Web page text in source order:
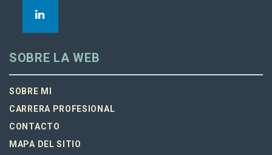
SOBRE LA WEB
SOBRE MI
CARRERA PROFESIONAL
CONTACTO
MAPA DEL SITIO